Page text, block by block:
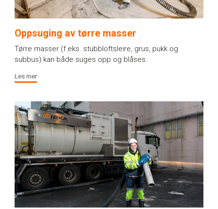
Oppsuging av tørre masser
Tørre masser (f.eks. stubbloftsleire, grus, pukk og
subbus) kan både suges opp og blåses.
Les mer